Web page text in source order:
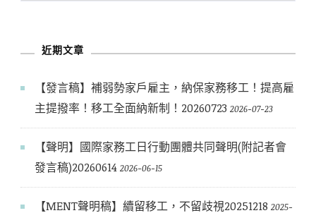
近期文章
【發言稿】補弱勢家戶雇主，納保家務移工！提高雇
主提撥率！移工全面納新制！20260723 2026-07-23
【聲明】國際家務工日行動團體共同聲明(附記者會
發言稿)20260614 2026-06-15
【MENT聲明稿】續留移工，不留歧視20251218 2025-